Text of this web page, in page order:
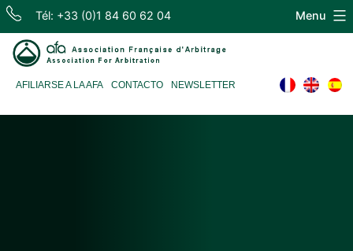
Skip
content
Tél: +33 (0)1 84 60 62 04
d'Arbitrage
AFILIARSE A LA AFA CONTACTO NEWSLETTER
Menu